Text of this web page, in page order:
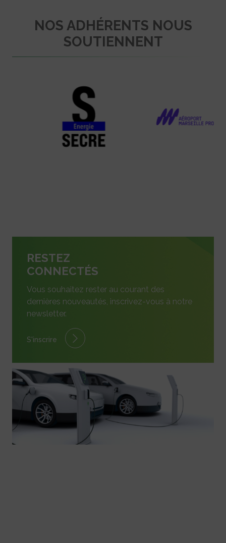
NOS ADHÉRENTS NOUS
SOUTIENNENT
RESTEZ
CONNECTÉS
Vous souhaitez rester au courant des
dernières nouveautés, inscrivez-vous à notre
newsletter.
S'inscrire